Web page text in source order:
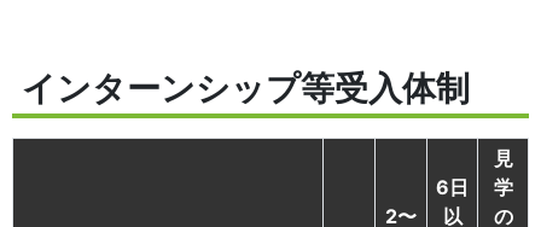
インターンシップ等受入体制
2〜
6日
以
見
学
の